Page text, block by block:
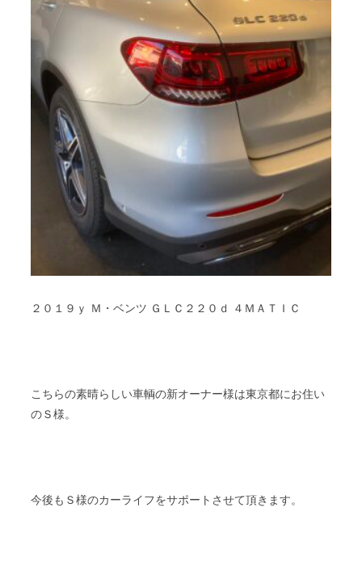
２０１９ｙ Ｍ・ベンツ ＧＬＣ２２０ｄ ４ＭＡＴＩＣ
こちらの素晴らしい車輌の新オーナー様は東京都にお住い
のＳ様。
今後もＳ様のカーライフをサポートさせて頂きます。